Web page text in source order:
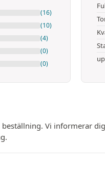
(16)
(10)
(4)
(0)
(0)
Vi informerar